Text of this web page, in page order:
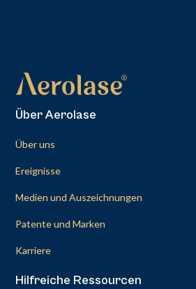
Über Aerolase
Über uns
Ereignisse
Medien und Auszeichnungen
Patente und Marken
Karriere
Hilfreiche Ressourcen